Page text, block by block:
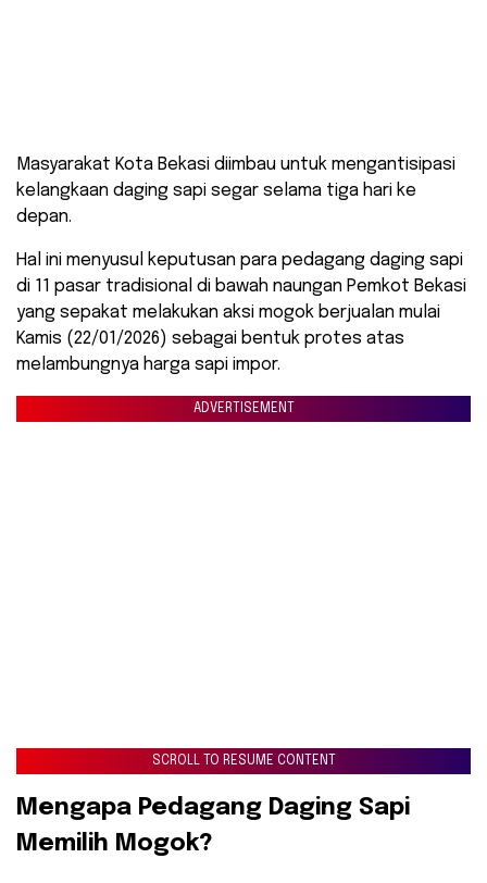
​Masyarakat Kota Bekasi diimbau untuk mengantisipasi
kelangkaan daging sapi segar selama tiga hari ke
depan.
Hal ini menyusul keputusan para pedagang daging sapi
di 11 pasar tradisional di bawah naungan Pemkot Bekasi
yang sepakat melakukan aksi mogok berjualan mulai
Kamis (22/01/2026) sebagai bentuk protes atas
melambungnya harga sapi impor.
ADVERTISEMENT
SCROLL TO RESUME CONTENT
​Mengapa Pedagang Daging Sapi
Memilih Mogok?